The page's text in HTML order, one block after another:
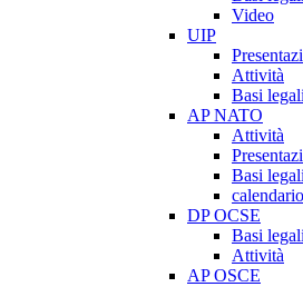
Video
UIP
Attività
Basi
AP NATO
Attività
Basi
calendario
DP OCSE
Basi
Attività
AP OSCE